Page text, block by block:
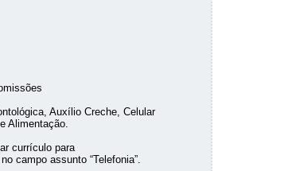
Auxílio Creche, Celular
Alimentação.
currículo para
campo assunto “Telefonia”.